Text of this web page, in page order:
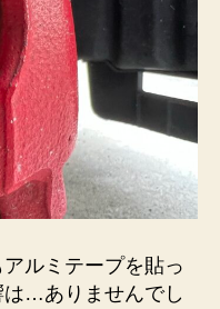
ルミテープを貼っ
は…ありませんでし